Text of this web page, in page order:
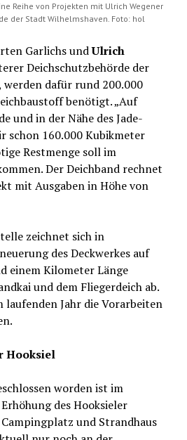
Reihe von Projekten mit Ulrich Wegener
der Stadt Wilhelmshaven. Foto: hol
Garlichs undUlrich
Deichschutzbehörde der
werden dafür rund 200.000
benötigt. „Auf
und in der Nähe des Jade-
schon 160.000 Kubikmeter
Restmenge soll im
Der Deichband rechnet
mit Ausgaben in Höhe von
zeichnet sich in
des Deckwerkes auf
einem Kilometer Länge
und dem Fliegerdeich ab.
Jahr die Vorarbeiten
Hooksiel
worden ist im
des Hooksieler
Campingplatz und Strandhaus